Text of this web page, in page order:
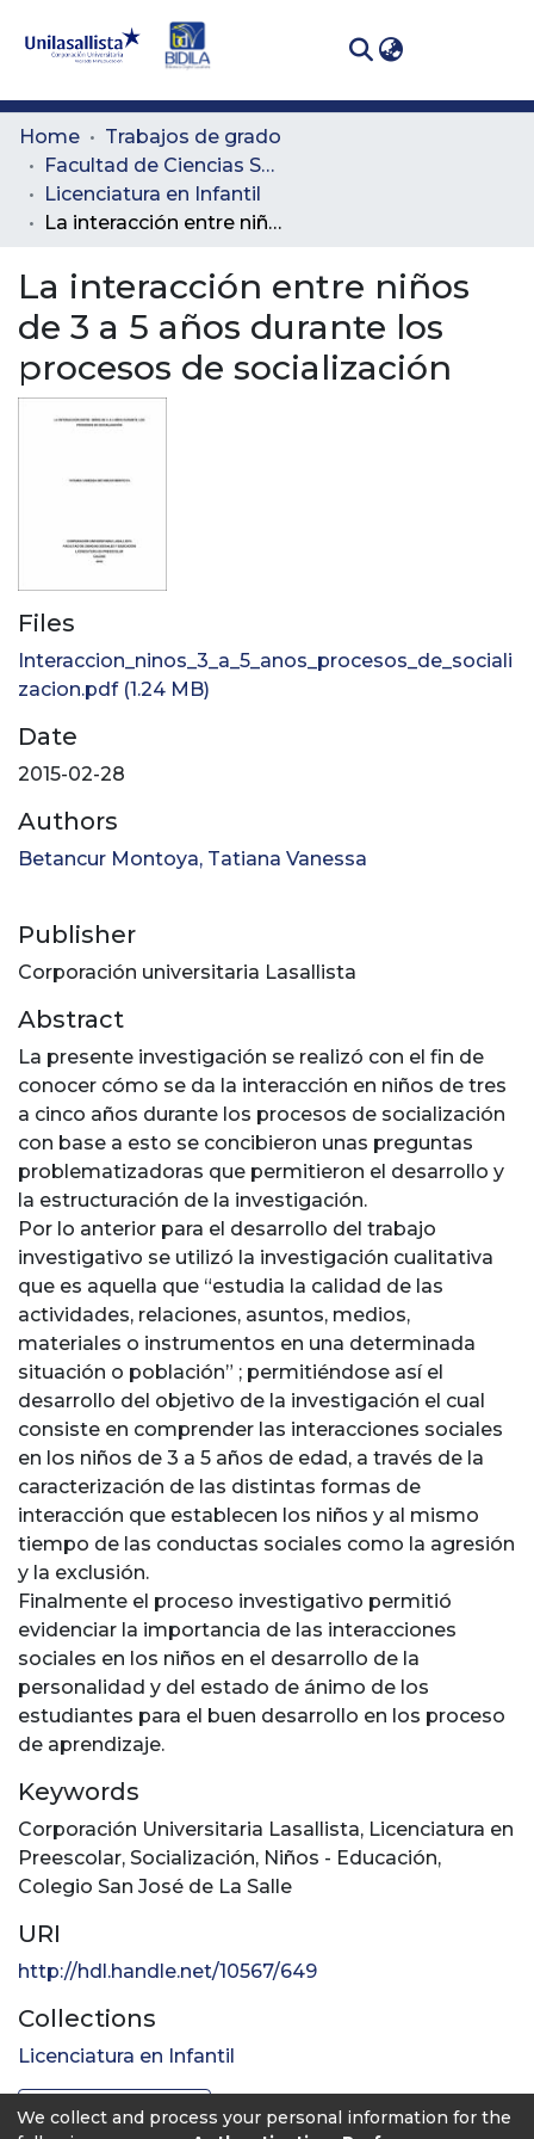
Communities
& Collections
All of DSpace
Statistics
Home
Trabajos de grado
Facultad de Ciencias Sociales y Educación
Licenciatura en Infantil
La interacción entre niños de 3 a 5 años durante los procesos de socialización
La interacción entre niños
de 3 a 5 años durante los
procesos de socialización
Files
Interaccion_ninos_3_a_5_anos_procesos_de_sociali
zacion.pdf(1.24 MB)
Date
2015-02-28
Authors
Betancur Montoya, Tatiana Vanessa
Publisher
Corporación universitaria Lasallista
Abstract
La presente investigación se realizó con el fin de
conocer cómo se da la interacción en niños de tres
a cinco años durante los procesos de socialización
con base a esto se concibieron unas preguntas
problematizadoras que permitieron el desarrollo y
la estructuración de la investigación.
Por lo anterior para el desarrollo del trabajo
investigativo se utilizó la investigación cualitativa
que es aquella que “estudia la calidad de las
actividades, relaciones, asuntos, medios,
materiales o instrumentos en una determinada
situación o población” ; permitiéndose así el
desarrollo del objetivo de la investigación el cual
consiste en comprender las interacciones sociales
en los niños de 3 a 5 años de edad, a través de la
caracterización de las distintas formas de
interacción que establecen los niños y al mismo
tiempo de las conductas sociales como la agresión
y la exclusión.
Finalmente el proceso investigativo permitió
evidenciar la importancia de las interacciones
sociales en los niños en el desarrollo de la
personalidad y del estado de ánimo de los
estudiantes para el buen desarrollo en los proceso
de aprendizaje.
Keywords
Corporación Universitaria Lasallista, Licenciatura en
Preescolar, Socialización, Niños - Educación,
Colegio San José de La Salle
URI
http://hdl.handle.net/10567/649
Collections
Licenciatura en Infantil
Full item page
We collect and process your personal information for the